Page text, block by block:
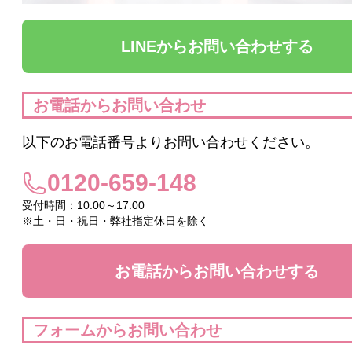
厳選セレクトブランド
エイチジン
2428
LINEからお問い合わせする
お電話からお問い合わせ
以下のお電話番号よりお問い合わせください。
0120-659-148
受付時間：10:00～17:00
※土・日・祝日・弊社指定休日を除く
お電話からお問い合わせする
フォームからお問い合わせ